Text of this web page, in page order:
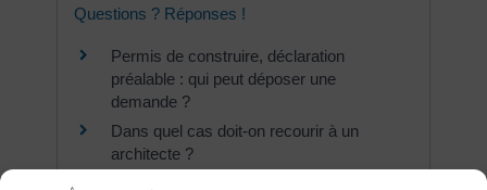
Questions ? Réponses !
Permis de construire, déclaration
préalable : qui peut déposer une
demande ?
Dans quel cas doit-on recourir à un
architecte ?